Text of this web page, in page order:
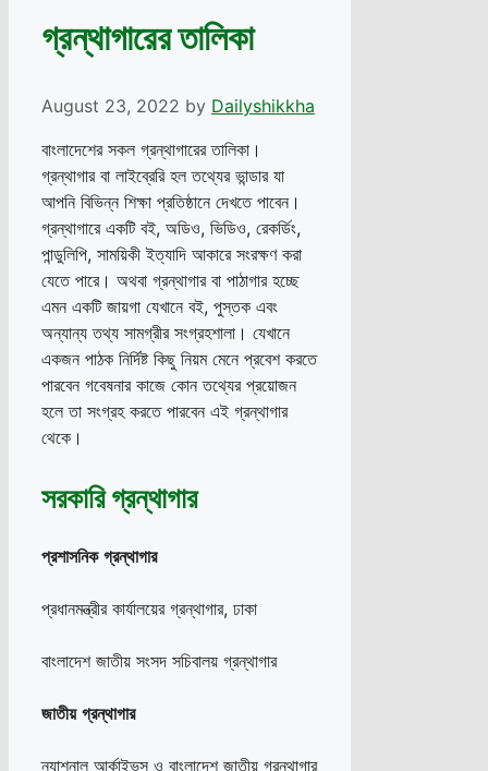
গ্রন্থাগারের তালিকা
August 23, 2022 by Dailyshikkha
বাংলাদেশের সকল গ্রন্থাগারের তালিকা।
গ্রন্থাগার বা লাইব্রেরি হল তথ্যের ভান্ডার যা
আপনি বিভিন্ন শিক্ষা প্রতিষ্ঠানে দেখতে পাবেন।
গ্রন্থাগারে একটি বই, অডিও, ভিডিও, রেকর্ডিং,
পান্ডুলিপি, সাময়িকী ইত্যাদি আকারে সংরক্ষণ করা
যেতে পারে। অথবা গ্রন্থাগার বা পাঠাগার হচ্ছে
এমন একটি জায়গা যেখানে বই, পুস্তক এবং
অন্যান্য তথ্য সামগ্রীর সংগ্রহশালা। যেখানে
একজন পাঠক নির্দিষ্ট কিছু নিয়ম মেনে প্রবেশ করতে
পারবেন গবেষনার কাজে কোন তথ্যের প্রয়োজন
হলে তা সংগ্রহ করতে পারবেন এই গ্রন্থাগার
থেকে।
সরকারি গ্রন্থাগার
প্রশাসনিক গ্রন্থাগার
প্রধানমন্ত্রীর কার্যালয়ের গ্রন্থাগার, ঢাকা
বাংলাদেশ জাতীয় সংসদ সচিবালয় গ্রন্থাগার
জাতীয় গ্রন্থাগার
ন্যাশনাল আর্কাইভস ও বাংলাদেশ জাতীয় গ্রন্থাগার